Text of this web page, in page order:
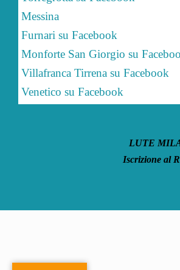
Messina
Furnari su Facebook
Monforte San Giorgio su
Villafranca Tirrena su Facebook
Venetico su Facebook
LUTE
Iscrizione al